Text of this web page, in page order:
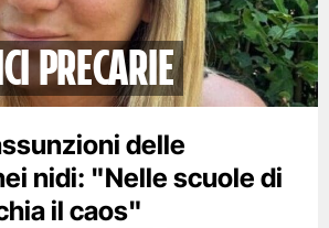
precarie
delle
nidi: "Nelle scuole di
il caos"